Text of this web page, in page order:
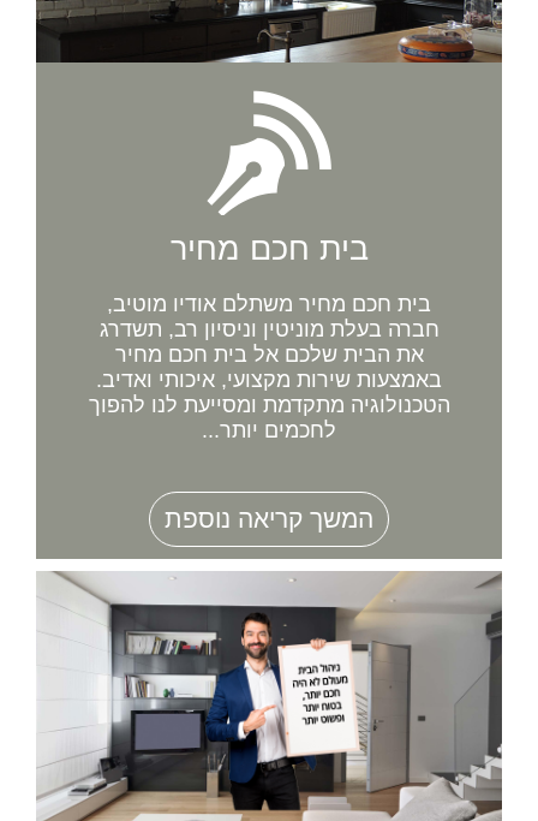
בית חכם מחיר
בית חכם מחיר משתלם אודיו מוטיב,
חברה בעלת מוניטין וניסיון רב, תשדרג
את הבית שלכם אל בית חכם מחיר
באמצעות שירות מקצועי, איכותי ואדיב.
הטכנולוגיה מתקדמת ומסייעת לנו להפוך
לחכמים יותר...
המשך קריאה נוספת